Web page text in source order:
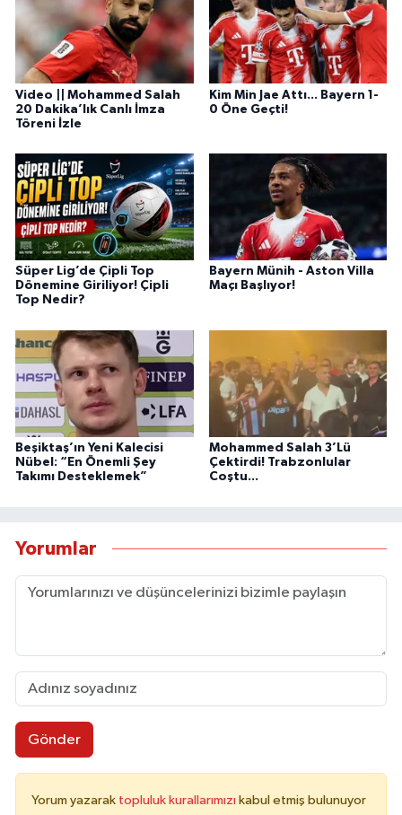
Video || Mohammed Salah
20 Dakika’lık Canlı İmza
Töreni İzle
Kim Min Jae Attı... Bayern 1-
0 Öne Geçti!
Süper Lig’de Çipli Top
Dönemine Giriliyor! Çipli
Top Nedir?
Bayern Münih - Aston Villa
Maçı Başlıyor!
Beşiktaş’ın Yeni Kalecisi
Nübel: “En Önemli Şey
Takımı Desteklemek”
Mohammed Salah 3’Lü
Çektirdi! Trabzonlular
Coştu...
Yorumlar
Gönder
Yorum yazarak topluluk kurallarımızı kabul etmiş bulunuyor